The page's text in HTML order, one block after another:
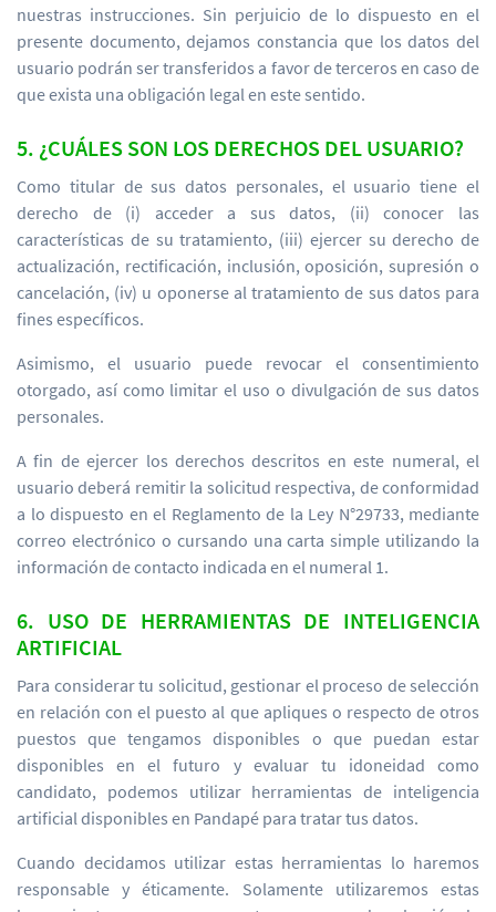
nuestras instrucciones. Sin perjuicio de lo dispuesto en el
presente documento, dejamos constancia que los datos del
usuario podrán ser transferidos a favor de terceros en caso de
que exista una obligación legal en este sentido.
5. ¿CUÁLES SON LOS DERECHOS DEL USUARIO?
Como titular de sus datos personales, el usuario tiene el
derecho de (i) acceder a sus datos, (ii) conocer las
características de su tratamiento, (iii) ejercer su derecho de
actualización, rectificación, inclusión, oposición, supresión o
cancelación, (iv) u oponerse al tratamiento de sus datos para
fines específicos.
Asimismo, el usuario puede revocar el consentimiento
otorgado, así como limitar el uso o divulgación de sus datos
personales.
A fin de ejercer los derechos descritos en este numeral, el
usuario deberá remitir la solicitud respectiva, de conformidad
a lo dispuesto en el Reglamento de la Ley N°29733, mediante
correo electrónico o cursando una carta simple utilizando la
información de contacto indicada en el numeral 1.
6. USO DE HERRAMIENTAS DE INTELIGENCIA
ARTIFICIAL
Para considerar tu solicitud, gestionar el proceso de selección
en relación con el puesto al que apliques o respecto de otros
puestos que tengamos disponibles o que puedan estar
disponibles en el futuro y evaluar tu idoneidad como
candidato, podemos utilizar herramientas de inteligencia
artificial disponibles en Pandapé para tratar tus datos.
Cuando decidamos utilizar estas herramientas lo haremos
responsable y éticamente. Solamente utilizaremos estas